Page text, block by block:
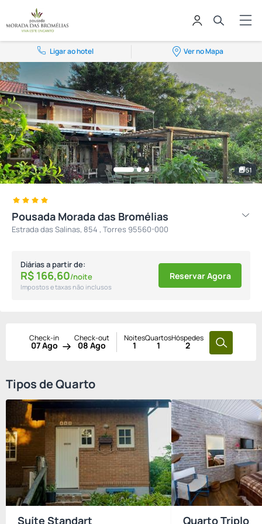
Ligar ao hotel Ver no Mapa
51
Pousada Morada das Bromélias
Estrada das Salinas, 854 , Torres 95560-000
Diárias a partir de:
R$ 166,60/noite
Impostos e taxas não inclusos
Reservar Agora
Check-in
07 Ago
Check-out
08 Ago
Noites
1
Quartos
1
Hóspedes
2
Tipos de Quarto
Suíte Standart Quarto Triplo